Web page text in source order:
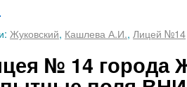
Жуковский, Кашлева А.И., Лицей №14
№ 14 города